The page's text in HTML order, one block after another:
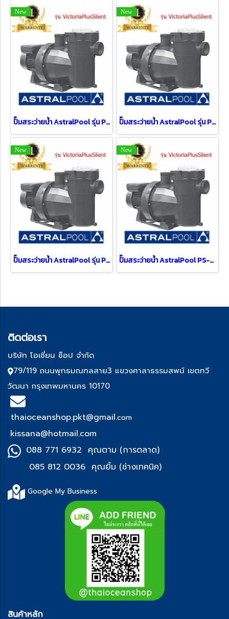
New
ปั๊มสระว่ายน้ำ AstralPool รุ่น PS-AS-65570 ( 3 HP / 3 PH )
New
ปั๊มสระว่ายน้ำ AstralPool รุ่น PS-AS-65569 ( 3 HP / 1 PH )
New
ปั๊มสระว่ายน้ำ AstralPool รุ่น PS-AS-65567 ( 2 HP )
New
ปั๊มสระว่ายน้ำ AstralPool PS-AS-65564 (1.5HP)
ติดต่อเรา
บริษัท โอเชี่ยน ช็อป จำกัด
79/119 ถนนพุทธมณฑลสาย3 แขวงศาลาธรรมสพน์ เขตทวี
วัฒนา กรุงเทพมหานคร 10170
thaioceanshop.pkt@gmail.com
kissana@hotmail.com
088 771 6932 คุณตาม (การตลาด)
085 812 0036 คุณยิ้ม (ช่างเทคนิค)
Google My Business
สินค้าหลัก